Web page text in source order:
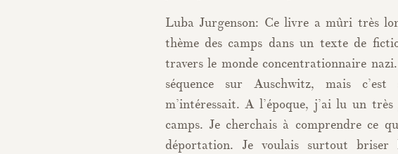
Luba Jurgenson: Ce livre a mûri très
thème des camps dans un texte de
travers le monde concentrationnaire
séquence sur Auschwitz, mais
m’intéressait. A l’époque, j’ai lu un
camps. Je cherchais à comprendre ce
déportation. Je voulais surtout briser